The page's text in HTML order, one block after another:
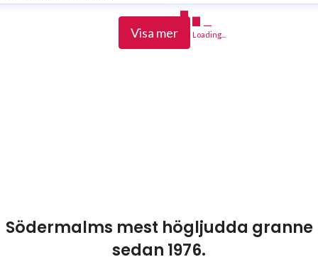
Visa mer Loading...
Södermalms mest högljudda granne
sedan 1976.